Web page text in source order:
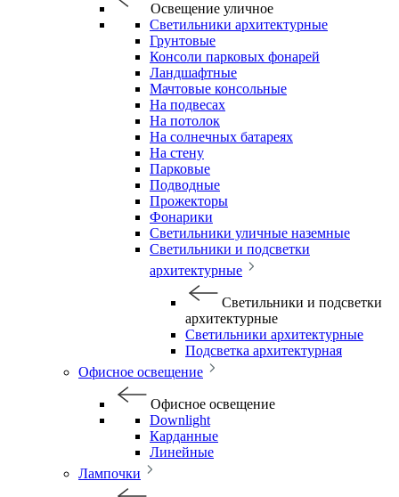
Освещение уличное
Светильники архитектурные
Грунтовые
Консоли парковых фонарей
Ландшафтные
Мачтовые консольные
На подвесах
На потолок
На солнечных батареях
На стену
Парковые
Подводные
Прожекторы
Фонарики
Светильники уличные наземные
Светильники и подсветки
архитектурные
Светильники и подсветки
архитектурные
Светильники архитектурные
Подсветка архитектурная
Офисное освещение
Офисное освещение
Downlight
Карданные
Линейные
Лампочки